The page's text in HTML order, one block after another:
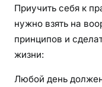
Приучить себя к
нужно взять на
принципов и
жизни:
Любой день